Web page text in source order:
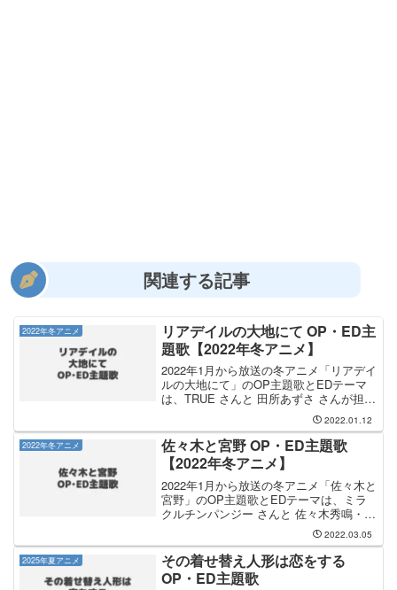
関連する記事
2022年冬アニメ
リアデイルの大地にて OP・ED主
題歌【2022年冬アニメ】
2022年1月から放送の冬アニメ「リアデイ
ルの大地にて」のOP主題歌とEDテーマ
は、TRUE さんと 田所あずさ さんが担当
します。OP主題歌は TRUE さんが担当
し、OP主題歌のタイトルは「Happy
encount」です。TRUE さ...
2022.01.12
2022年冬アニメ
佐々木と宮野 OP・ED主題歌
【2022年冬アニメ】
2022年1月から放送の冬アニメ「佐々木と
宮野」のOP主題歌とEDテーマは、ミラ
クルチンパンジー さんと 佐々木秀鳴・宮
野由美 が担当します。OP主題歌は ミラ
クルチンパンジー さんが担当し、OP主
題歌のタイトルは「瞬き（まばたき）」
です。...
2022.03.05
2025年夏アニメ
その着せ替え人形は恋をする
OP・ED主題歌